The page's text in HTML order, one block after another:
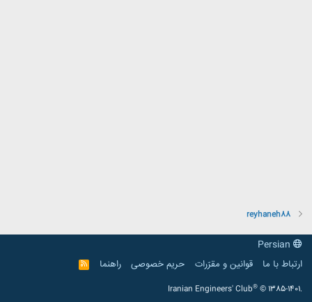
reyhaneh88
ارتباط با ما
قوانین و مقرّرات حریم خصوصی راهنما
R
S
Iranian Engineers' Club® © 1385-1401.